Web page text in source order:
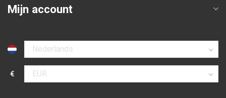
Mijn account
Selecteer taal
€
Selecteer valuta